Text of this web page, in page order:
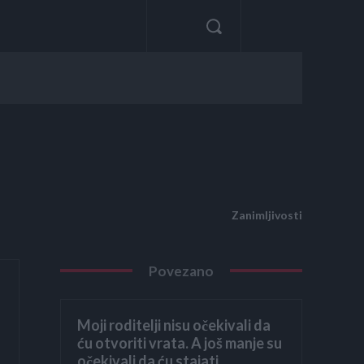
Zanimljivosti
Povezano
Moji roditelji nisu očekivali da
ću otvoriti vrata. A još manje su
očekivali da ću stajati